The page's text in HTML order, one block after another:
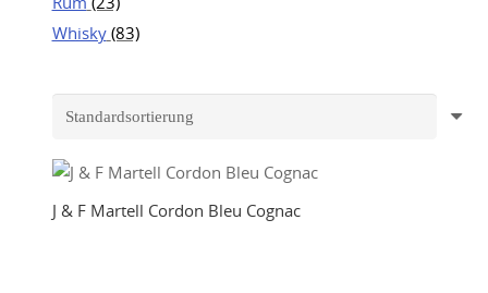
Whisky (83)
J & F Martell Cordon Bleu Cognac